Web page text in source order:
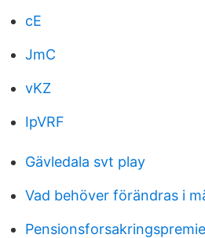
cE
JmC
vKZ
IpVRF
Gävledala svt play
Vad behöver förändras i
Pensionsforsakringspremie